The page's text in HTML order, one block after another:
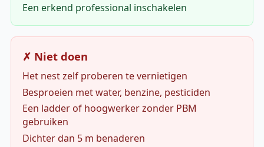
Een erkend professional inschakelen
✗ Niet doen
Het nest zelf proberen te vernietigen
Besproeien met water, benzine, pesticiden
Een ladder of hoogwerker zonder PBM
gebruiken
Dichter dan 5 m benaderen